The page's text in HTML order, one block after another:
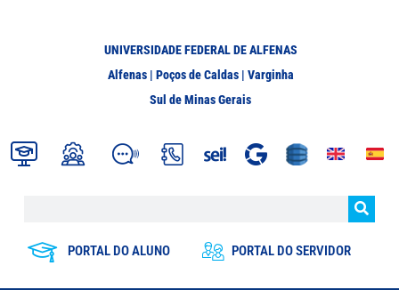
UNIVERSIDADE FEDERAL DE ALFENAS
Alfenas | Poços de Caldas | Varginha
Sul de Minas Gerais
PORTAL DO ALUNO PORTAL DO SERVIDOR